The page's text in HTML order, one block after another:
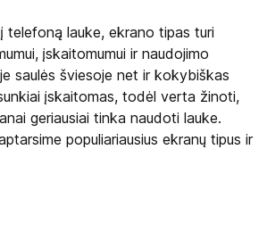
telefoną lauke, ekrano tipas turi
įskaitomumui ir naudojimo
saulės šviesoje net ir kokybiškas
įskaitomas, todėl verta žinoti,
geriausiai tinka naudoti lauke.
populiariausius ekranų tipus ir